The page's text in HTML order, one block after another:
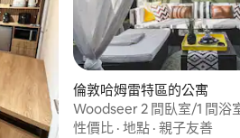
倫敦哈姆雷特區的公寓
Woodseer 2 間臥室/1 間浴
桑拿房和花園
性價比 · 地點 · 親子友善